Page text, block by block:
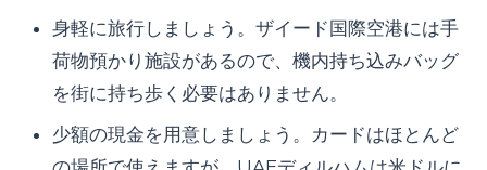
身軽に旅行しましょう。ザイード国際空港には手
荷物預かり施設があるので、機内持ち込みバッグ
を街に持ち歩く必要はありません。
少額の現金を用意しましょう。カードはほとんど